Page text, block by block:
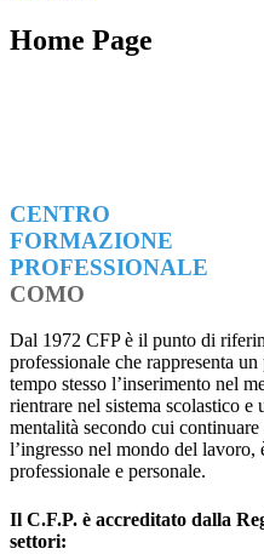
Home Page
CENTRO
FORMAZIONE
PROFESSIONALE
COMO
Dal 1972 CFP è il punto di
professionale che rappresenta
tempo stesso l’inserimento nel
rientrare nel sistema scolastico e
mentalità secondo cui
l’ingresso nel mondo del lavoro,
professionale e personale.
Il C.F.P. è accreditato dalla
settori: